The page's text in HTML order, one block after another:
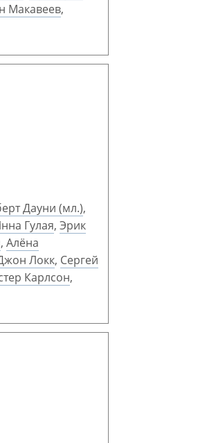
Макавеев,
Дауни (мл.),
Гулая, Эрик
, Алёна
Локк, Сергей
Карлсон,